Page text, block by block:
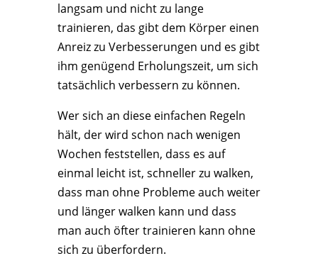
langsam und nicht zu lange
trainieren, das gibt dem Körper einen
Anreiz zu Verbesserungen und es gibt
ihm genügend Erholungszeit, um sich
tatsächlich verbessern zu können.
Wer sich an diese einfachen Regeln
hält, der wird schon nach wenigen
Wochen feststellen, dass es auf
einmal leicht ist, schneller zu walken,
dass man ohne Probleme auch weiter
und länger walken kann und dass
man auch öfter trainieren kann ohne
sich zu überfordern.